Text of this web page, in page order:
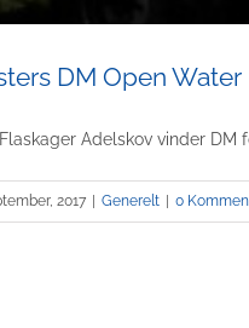
DM Open Water
Adelskov vinder DM
2017 Generelt 0